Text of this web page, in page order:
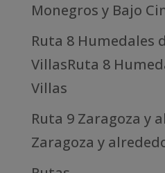
Monegros y Bajo
Ruta 8 Humedales
VillasRuta 8
Villas
Ruta 9 Zaragoza y
Zaragoza y